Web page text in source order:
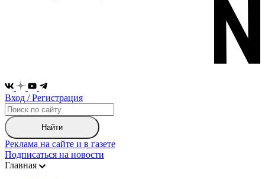
Вход / Регистрация
Найти
Реклама на сайте и в газете
Подписаться на новости
Главная